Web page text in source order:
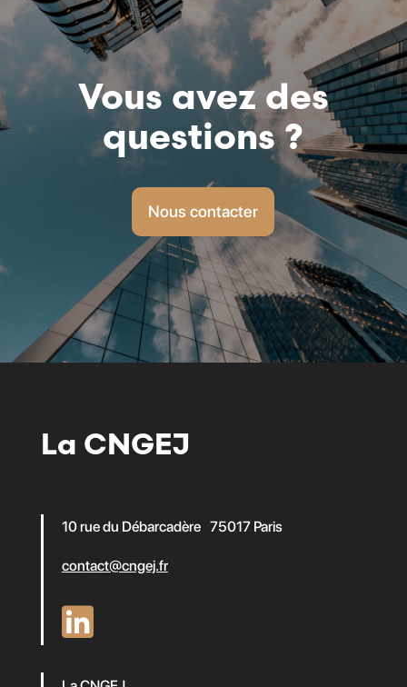
Vous avez des
questions ?
Nous contacter
La CNGEJ
10 rue du Débarcadère 75017 Paris
contact@cngej.fr